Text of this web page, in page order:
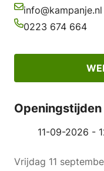
E-mailadres
info@kampanje.nl
0223 674 664
Openingstijden
11-09-2026 -
Vrijdag 11